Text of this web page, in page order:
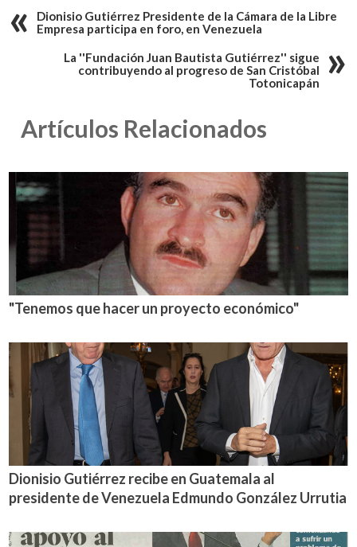
Dionisio Gutiérrez Presidente de la Cámara de la Libre
Empresa participa en foro, en Venezuela
La ''Fundación Juan Bautista Gutiérrez'' sigue
contribuyendo al progreso de San Cristóbal
Totonicapán
Artículos Relacionados
"Tenemos que hacer un proyecto económico"
Dionisio Gutiérrez recibe en Guatemala al
presidente de Venezuela Edmundo González Urrutia